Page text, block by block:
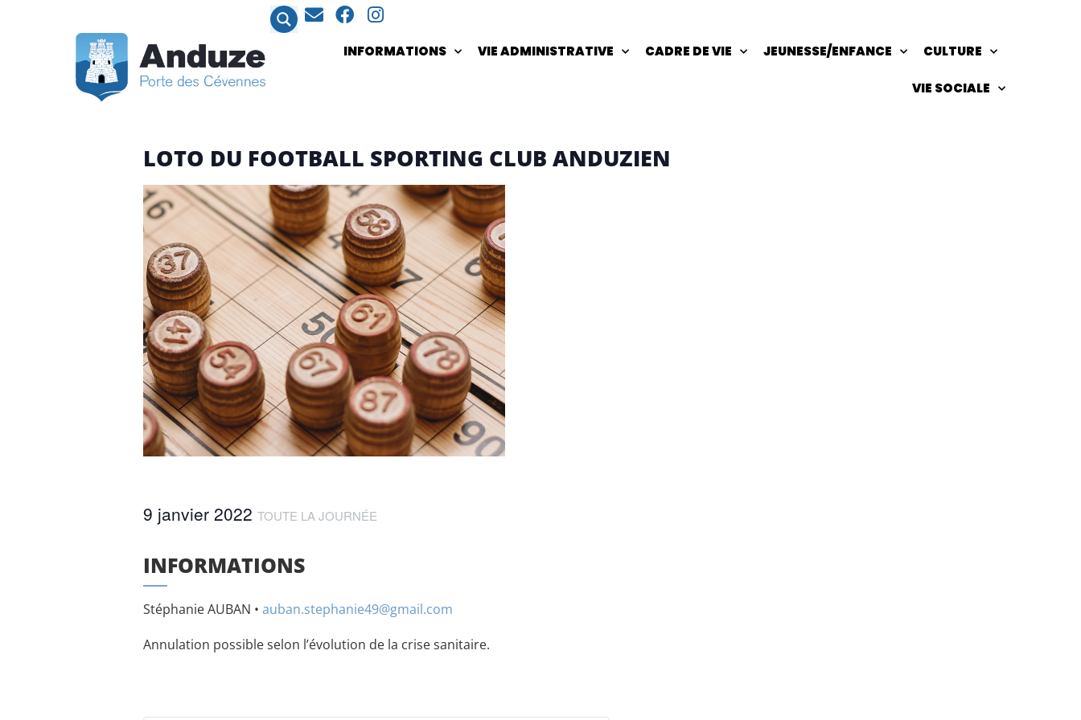
INFORMATIONS VIE ADMINISTRATIVE CADRE DE VIE JEUNESSE/ENFANCE CULTURE
VIE SOCIALE
LOTO DU FOOTBALL SPORTING CLUB ANDUZIEN
9 janvier 2022 TOUTE LA JOURNÉE
INFORMATIONS
Stéphanie AUBAN • auban.stephanie49@gmail.com
Annulation possible selon l’évolution de la crise sanitaire.